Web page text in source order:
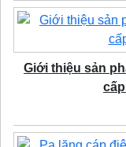
Giới thiệu sản